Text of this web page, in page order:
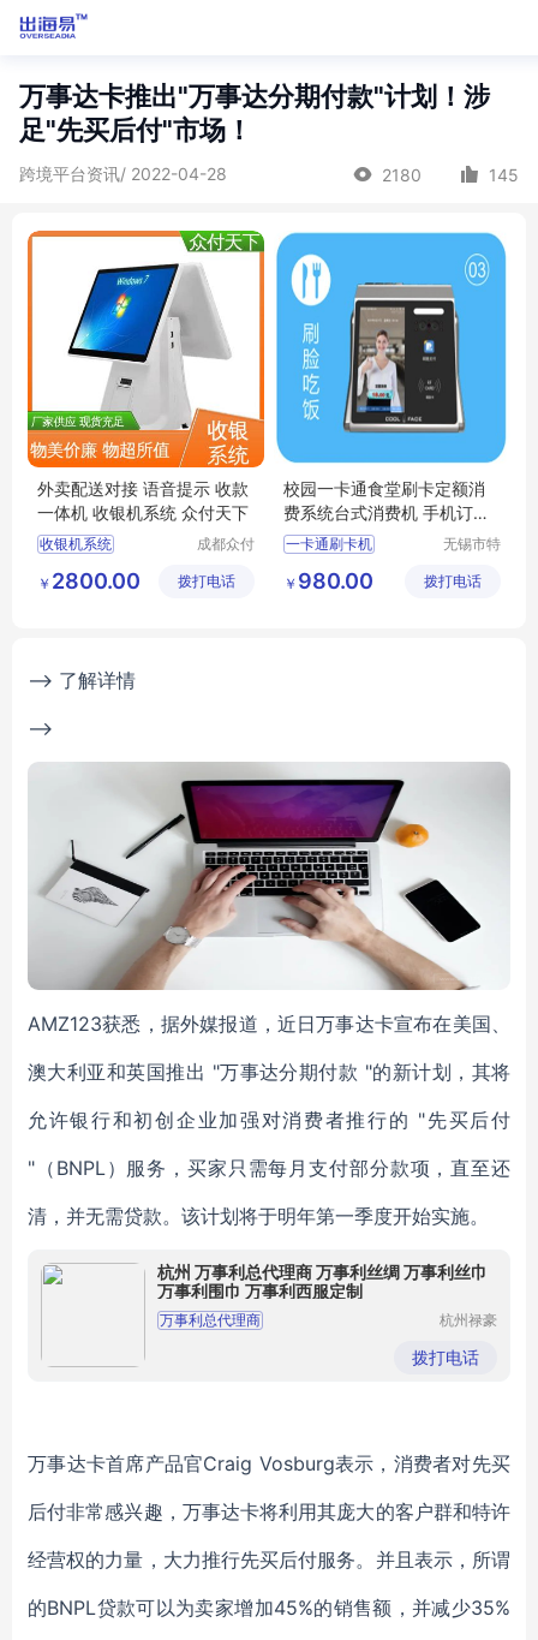
万事达卡推出"万事达分期付款"计划！涉
足"先买后付"市场！
跨境平台资讯/ 2022-04-28 2180 145
外卖配送对接 语音提示 收款
一体机 收银机系统 众付天下
收银机系统
pos收银系统
成都众付
有限公司
￥ 2800.00 拨打电话
校园一卡通食堂刷卡定额消
费系统台式消费机 手机订餐
管理平台
一卡通刷卡机
记次消费系统
无锡市特
科技有限
￥ 980.00 拨打电话
--> 了解详情
-->
AMZ123获悉，据外媒报道，近日万事达卡宣布在美国、
澳大利亚和英国推出 "万事达分期付款 "的新计划，其将
允许银行和初创企业加强对消费者推行的 "先买后付
"（BNPL）服务，买家只需每月支付部分款项，直至还
清，并无需贷款。该计划将于明年第一季度开始实施。
杭州 万事利总代理商 万事利丝绸 万事利丝巾
万事利围巾 万事利西服定制
万事利总代理商
杭州禄豪
公司
拨打电话
万事达卡首席产品官Craig Vosburg表示，消费者对先买
后付非常感兴趣，万事达卡将利用其庞大的客户群和特许
经营权的力量，大力推行先买后付服务。并且表示， 所谓
的BNPL贷款可以为卖家增加45%的销售额，并减少35%